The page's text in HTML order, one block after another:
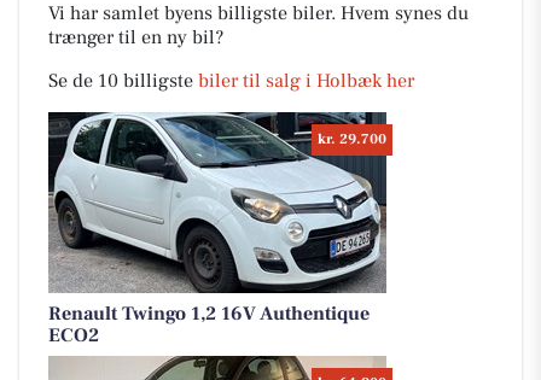
Vi har samlet byens billigste biler. Hvem synes du
trænger til en ny bil?
Se de 10 billigste biler til salg i Holbæk her
kr. 29.700
Renault Twingo 1,2 16V Authentique
ECO2